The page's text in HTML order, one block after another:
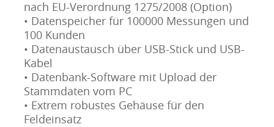
nach EU-Verordnung 1275/2008 (Option)
• Datenspeicher für 100000 Messungen und
100 Kunden
• Datenaustausch über USB-Stick und USB-
Kabel
• Datenbank-Software mit Upload der
Stammdaten vom PC
• Extrem robustes Gehäuse für den
Feldeinsatz